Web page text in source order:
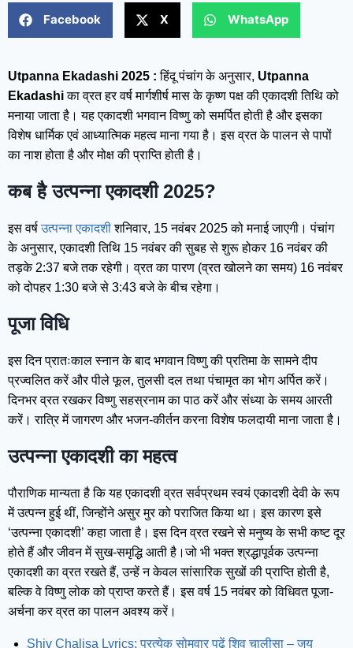
Facebook X WhatsApp
Utpanna Ekadashi 2025 : हिंदू पंचांग के अनुसार, Utpanna
Ekadashiका व्रत हर वर्ष मार्गशीर्ष मास के कृष्ण पक्ष की एकादशी तिथि को
मनाया जाता है। यह एकादशी भगवान विष्णु को समर्पित होती है और इसका
विशेष धार्मिक एवं आध्यात्मिक महत्व माना गया है। इस व्रत के पालन से पापों
का नाश होता है और मोक्ष की प्राप्ति होती है।
कब है उत्पन्ना एकादशी 2025?
इस वर्षउत्पन्ना एकादशीशनिवार, 15 नवंबर 2025 को मनाई जाएगी। पंचांग
के अनुसार, एकादशी तिथि 15 नवंबर की सुबह से शुरू होकर 16 नवंबर की
तड़के 2:37 बजे तक रहेगी। व्रत का पारण (व्रत खोलने का समय) 16 नवंबर
को दोपहर 1:30 बजे से 3:43 बजे के बीच रहेगा।
पूजा विधि
इस दिन प्रातःकाल स्नान के बाद भगवान विष्णु की प्रतिमा के सामने दीप
प्रज्वलित करें और पीले फूल, तुलसी दल तथा पंचामृत का भोग अर्पित करें।
दिनभर व्रत रखकर विष्णु सहस्रनाम का पाठ करें और संध्या के समय आरती
करें। रात्रि में जागरण और भजन-कीर्तन करना विशेष फलदायी माना जाता है।
उत्पन्ना एकादशी का महत्व
पौराणिक मान्यता है कि यह एकादशी व्रत सर्वप्रथम स्वयं एकादशी देवी के रूप
में उत्पन्न हुई थीं, जिन्होंने असुर मुर को पराजित किया था। इस कारण इसे
‘उत्पन्ना एकादशी’ कहा जाता है। इस दिन व्रत रखने से मनुष्य के सभी कष्ट दूर
होते हैं और जीवन में सुख-समृद्धि आती है।जो भी भक्त श्रद्धापूर्वक उत्पन्ना
एकादशी का व्रत रखते हैं, उन्हें न केवल सांसारिक सुखों की प्राप्ति होती है,
बल्कि वे विष्णु लोक को प्राप्त करते हैं। इस वर्ष 15 नवंबर को विधिवत पूजा-
अर्चना कर व्रत का पालन अवश्य करें।
Shiv Chalisa Lyrics: प्रत्येक सोमवार पढ़ें शिव चालीसा – जय